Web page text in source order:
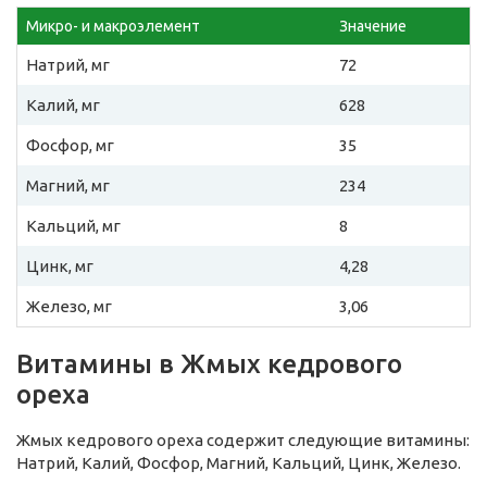
Микро- и макроэлемент Значение
Натрий, мг 72
Калий, мг 628
Фосфор, мг 35
Магний, мг 234
Кальций, мг 8
Цинк, мг 4,28
Железо, мг 3,06
Витамины в Жмых кедрового
ореха
Жмых кедрового ореха содержит следующие витамины:
Натрий, Калий, Фосфор, Магний, Кальций, Цинк, Железо.